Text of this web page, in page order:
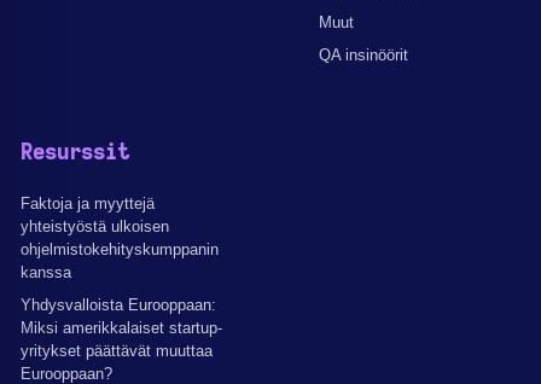
Muut
QA insinöörit
Resurssit
Faktoja ja myyttejä
yhteistyöstä ulkoisen
ohjelmistokehityskumppanin
kanssa
Yhdysvalloista Eurooppaan:
Miksi amerikkalaiset startup-
yritykset päättävät muuttaa
Eurooppaan?